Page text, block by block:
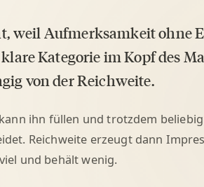
weil Aufmerksamkeit ohne
Kategorie im Kopf des
von der Reichweite.
ihn füllen und trotzdem
Reichweite erzeugt dann
und behält wenig.